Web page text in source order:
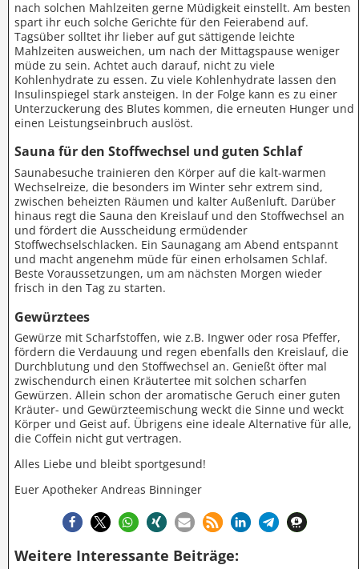
nach solchen Mahlzeiten gerne Müdigkeit einstellt. Am besten
spart ihr euch solche Gerichte für den Feierabend auf.
Tagsüber solltet ihr lieber auf gut sättigende leichte
Mahlzeiten ausweichen, um nach der Mittagspause weniger
müde zu sein. Achtet auch darauf, nicht zu viele
Kohlenhydrate zu essen. Zu viele Kohlenhydrate lassen den
Insulinspiegel stark ansteigen. In der Folge kann es zu einer
Unterzuckerung des Blutes kommen, die erneuten Hunger und
einen Leistungseinbruch auslöst.
Sauna für den Stoffwechsel und guten Schlaf
Saunabesuche trainieren den Körper auf die kalt-warmen
Wechselreize, die besonders im Winter sehr extrem sind,
zwischen beheizten Räumen und kalter Außenluft. Darüber
hinaus regt die Sauna den Kreislauf und den Stoffwechsel an
und fördert die Ausscheidung ermüdender
Stoffwechselschlacken. Ein Saunagang am Abend entspannt
und macht angenehm müde für einen erholsamen Schlaf.
Beste Voraussetzungen, um am nächsten Morgen wieder
frisch in den Tag zu starten.
Gewürztees
Gewürze mit Scharfstoffen, wie z.B. Ingwer oder rosa Pfeffer,
fördern die Verdauung und regen ebenfalls den Kreislauf, die
Durchblutung und den Stoffwechsel an. Genießt öfter mal
zwischendurch einen Kräutertee mit solchen scharfen
Gewürzen. Allein schon der aromatische Geruch einer guten
Kräuter- und Gewürzteemischung weckt die Sinne und weckt
Körper und Geist auf. Übrigens eine ideale Alternative für alle,
die Coffein nicht gut vertragen.
Alles Liebe und bleibt sportgesund!
Euer Apotheker Andreas Binninger
Weitere Interessante Beiträge: